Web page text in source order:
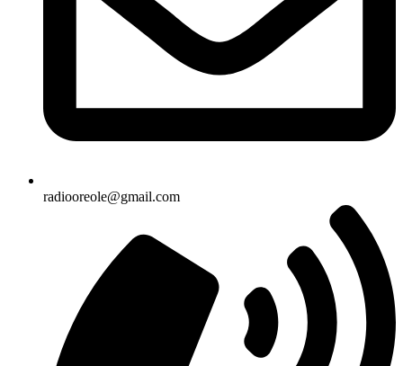
radiooreole@gmail.com